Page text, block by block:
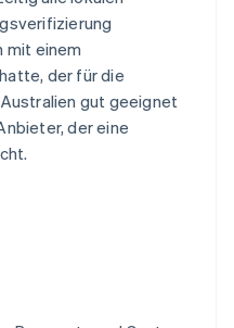
mit einem
der für die
gut geeignet
der eine